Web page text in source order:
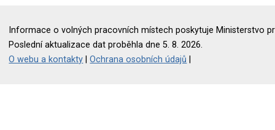
Informace o volných pracovních místech poskytuje Ministerstvo
Poslední aktualizace dat proběhla dne 5. 8. 2026.
O webu a kontakty |Ochrana osobních údajů